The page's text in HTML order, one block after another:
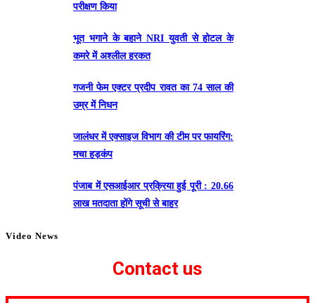
परीक्षण किया
भूत भगाने के बहाने NRI युवती से होटल के
कमरे में अश्लील हरकत
गजनी फेम एक्टर प्रदीप रावत का 74 साल की
उम्र में निधन
जालंधर में एक्साइज विभाग की टीम पर फायरिंग:
मचा हड़कंप
पंजाब में एसआईआर प्रक्रिया हुई पूरी : 20.66
लाख मतदाता होंगे सूची से बाहर
Video News
Contact us